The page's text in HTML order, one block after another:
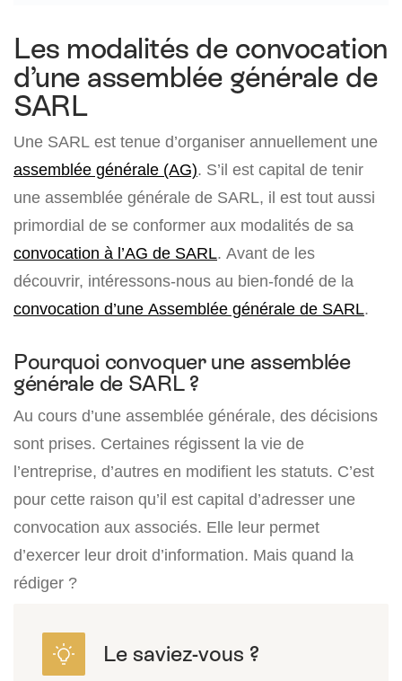
Les modalités de convocation
d’une assemblée générale de
SARL
Une SARL est tenue d’organiser annuellement une
assemblée générale (AG). S’il est capital de tenir
une assemblée générale de SARL, il est tout aussi
primordial de se conformer aux modalités de sa
convocation à l’AG de SARL. Avant de les
découvrir, intéressons-nous au bien-fondé de la
convocation d’une Assemblée générale de SARL.
Pourquoi convoquer une assemblée
générale de SARL ?
Au cours d’une assemblée générale, des décisions
sont prises. Certaines régissent la vie de
l’entreprise, d’autres en modifient les statuts. C’est
pour cette raison qu’il est capital d’adresser une
convocation aux associés. Elle leur permet
d’exercer leur droit d’information. Mais quand la
rédiger ?